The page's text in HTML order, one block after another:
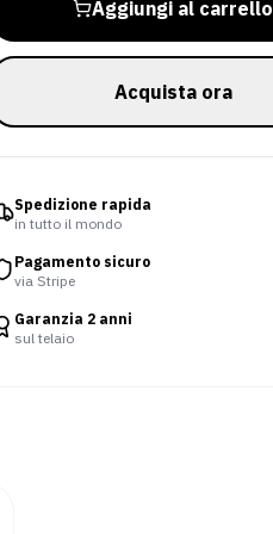
Aggiungi al carrello
Acquista ora
Spedizione rapida
in tutto il mondo
Pagamento sicuro
via Stripe
Garanzia 2 anni
sul telaio